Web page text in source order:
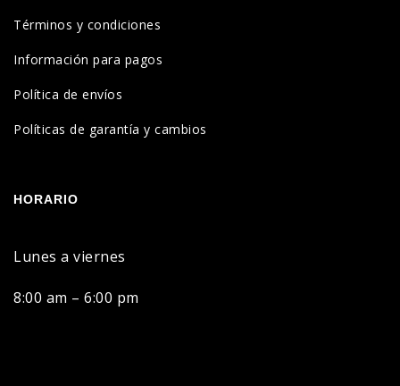
Términos y condiciones
Información para pagos
Política de envíos
Políticas de garantía y cambios
HORARIO
Lunes a viernes
8:00 am – 6:00 pm